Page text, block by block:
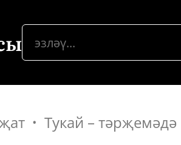
Тукай – тәрҗемәдә